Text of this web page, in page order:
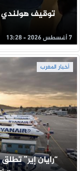
توقيف
7 أغسطس 2026 - 13:28
أخبار المغرب
“رايان إير”